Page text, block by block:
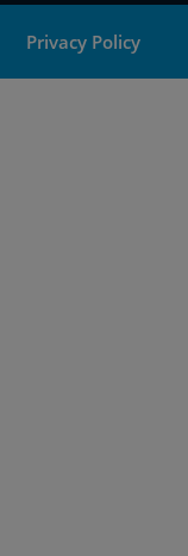
Privacy Policy